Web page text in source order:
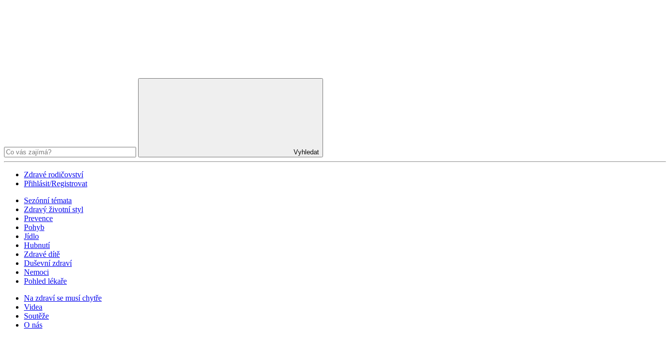
Vyhledat
Zdravé rodičovství
Přihlásit/Registrovat
Sezónní témata
Zdravý životní styl
Prevence
Pohyb
Jídlo
Hubnutí
Zdravé dítě
Duševní zdraví
Nemoci
Pohled lékaře
Na zdraví se musí chytře
Videa
Soutěže
O nás